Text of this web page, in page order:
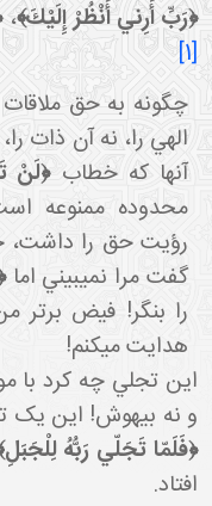
﴿رَبِّ أَرِني‏ أَنْظُرْ إِلَيْكَ﴾،
چگونه به حق ملاقات
الهي را، نه آن ذات
آنها که خطاب﴿لَنْ
محدوده ممنوعه
رؤيت حق را داشت،
گفت مرا نمي بيني اما
را بنگر! فيض برتر
هدايت مي کنم!
اين تجلي چه کرد با
و نه بيهوش! اين يک
﴿فَلَمّا تَجَلّي رَبُّهُ لِلْجَبَلِ﴾
افتاد.